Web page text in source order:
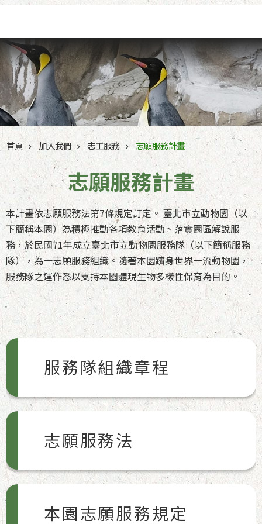
首頁 加入我們 志工服務 志願服務計畫
志願服務計畫
本計畫依志願服務法第7條規定訂定。 臺北市立動物園（以
下簡稱本園）為積極推動各項教育活動、落實園區解說服
務，於民國71年成立臺北市立動物園服務隊（以下簡稱服務
隊），為一志願服務組織。隨著本園躋身世界一流動物園，
服務隊之運作悉以支持本園體現生物多樣性保育為目的。
服務隊組織章程
志願服務法
本園志願服務規定